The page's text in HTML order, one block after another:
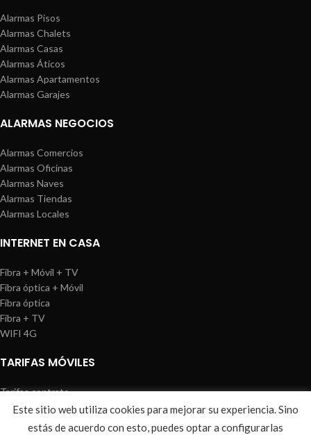
Alarmas Pisos
Alarmas Chalets
Alarmas Casas
Alarmas Áticos
Alarmas Apartamentos
Alarmas Garajes
ALARMAS NEGOCIOS
Alarmas Comercios
Alarmas Oficinas
Alarmas Naves
Alarmas Tiendas
Alarmas Locales
INTERNET EN CASA
Fibra + Móvil + TV
Fibra óptica + Móvil
Fibra óptica
Fibra + TV
WIFI 4G
TARIFAS MÓVILES
Tarifas contrato
Tarifas prepago
WIREDOSAFE Aviso Legal Política de Cookies |Sitemap
Este sitio web utiliza cookies para mejorar su experiencia. Sino
estás de acuerdo con esto, puedes optar a configurarlas